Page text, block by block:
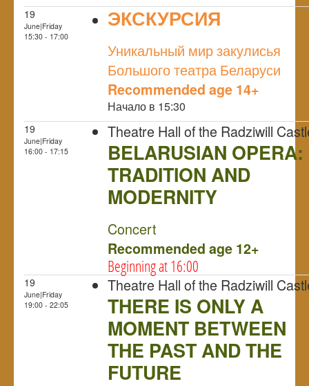
19
June|Friday
15:30 - 17:00
ЭКСКУРСИЯ
Уникальный мир закулисья
Большого театра Беларуси
Recommended age 14+
Начало в 15:30
19
June|Friday
16:00 - 17:15
Theatre Hall of the Radziwill
BELARUSIAN OPERA:
TRADITION AND
MODERNITY
Concert
Recommended age 12+
Beginning at 16:00
19
June|Friday
19:00 - 22:05
Theatre Hall of the Radziwill
THERE IS ONLY A
MOMENT BETWEEN
THE PAST AND THE
FUTURE